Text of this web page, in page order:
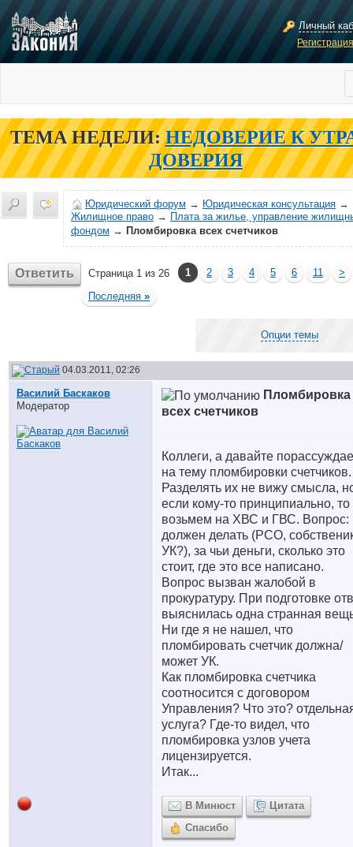
Личный
ТЕМА НЕДЕЛИ: НЕДОВЕРИЕ К
ДОВЕРИЯ
Юридический форум → Юридическая консультация →
Жилищное право → Плата за жилье, управление
фондом → Пломбировка всех счетчиков
Ответить Страница 1 из 26 1 2 3 4 5 6 11
>
Последняя »
Опции темы
04.03.2011, 02:26
Василий Баскаков
Модератор
Пломбировка
всех счетчиков
Коллеги, а давайте
на тему пломбировки счетчиков.
Разделять их не вижу смысла,
если кому-то принципиально, то
возьмем на ХВС и ГВС. Вопрос:
должен делать (РСО,
УК?), за чьи деньги, сколько это
стоит, где это все написано.
Вопрос вызван жалобой в
прокуратуру. При подготовке
выяснилась одна странная
Ни где я не нашел, что
пломбировать счетчик должна/
может УК.
Как пломбировка счетчика
соотносится с договором
Управления? Что это?
услуга? Где-то видел, что
пломбировка узлов учета
лицензируется.
Итак...
В Минюст
Цитата
Спасибо